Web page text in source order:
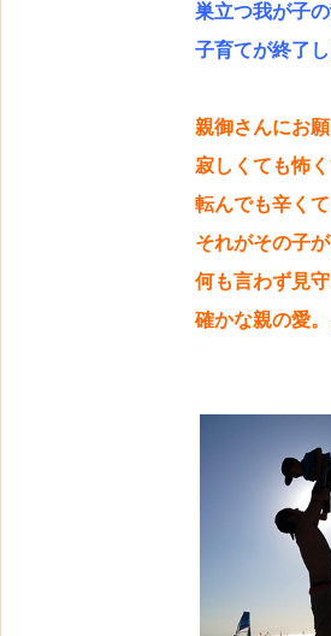
巣立つ我が子
子育てが終了
親御さんにお
寂しくても怖
転んでも辛く
それがその子
何も言わず見
確かな親の愛。